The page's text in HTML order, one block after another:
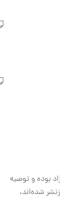
بوده و توصیه
شده‌اند،